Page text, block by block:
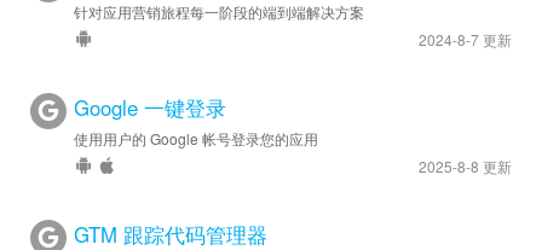
针对应用营销旅程每一阶段的端到端解决方案
2024-8-7 更新
Google 一键登录
使用用户的 Google 帐号登录您的应用
2025-8-8 更新
GTM 跟踪代码管理器